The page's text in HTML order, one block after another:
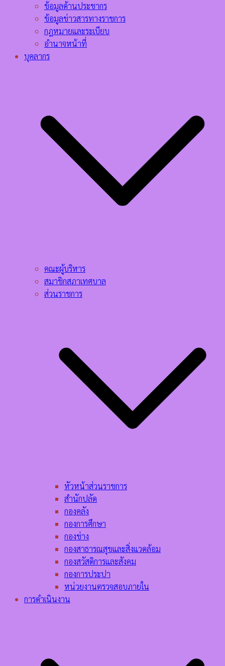
ข้อมูลด้านประชากร
ข้อมูลข่าวสารทางราชการ
กฎหมายและระเบียบ
อำนาจหน้าที่
บุคลากร
คณะผู้บริหาร
สมาชิกสภาเทศบาล
ส่วนราชการ
หัวหน้าส่วนราชการ
สำนักปลัด
กองคลัง
กองการศึกษา
กองช่าง
กองสาธารณสุขและสิ่งแวดล้อม
กองสวัสดิการและสังคม
กองการประปา
หน่วยงานตรวจสอบภายใน
การดำเนินงาน